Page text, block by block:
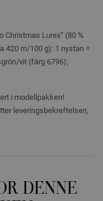
Christmas Lurex“ (80 %
420 m/100 g): 1 nystan =
vit (färg 6796);
i modellpakken!
leveringsbekreftelsen,
DENNE